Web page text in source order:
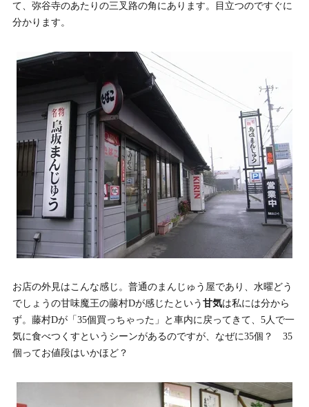
て、弥谷寺のあたりの三叉路の角にあります。目立つのですぐに
分かります。
お店の外見はこんな感じ。普通のまんじゅう屋であり、水曜どう
でしょうの甘味魔王の藤村Dが感じたという 甘気は私には分から
ず。藤村Dが「35個買っちゃった」と車内に戻ってきて、5人で一
気に食べつくすというシーンがあるのですが、なぜに35個？ 35
個ってお値段はいかほど？